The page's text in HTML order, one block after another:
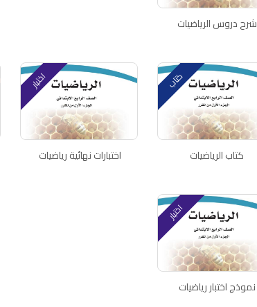
شرح دروس الرياضيات
كتاب
كتاب الرياضيات
اختبار
اختبارات نهائية رياضيات
اختبار
نموذج اختبار رياضيات